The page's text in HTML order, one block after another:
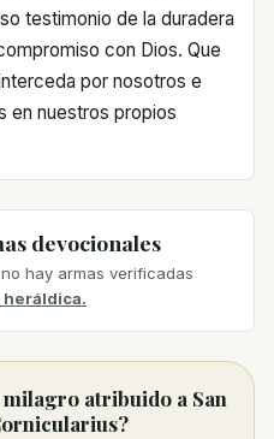
testimonio de la duradera
con Dios. Que
por nosotros e
en nuestros propios
devocionales
hay armas verificadas
heráldica.
atribuido a San